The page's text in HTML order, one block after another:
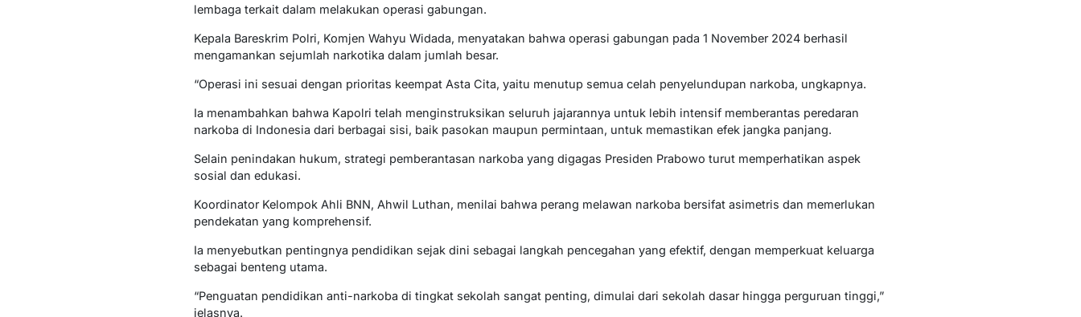
lembaga terkait dalam melakukan operasi gabungan.
Kepala Bareskrim Polri, Komjen Wahyu Widada, menyatakan bahwa operasi gabungan pada 1 November 2024 berhasil
mengamankan sejumlah narkotika dalam jumlah besar.
“Operasi ini sesuai dengan prioritas keempat Asta Cita, yaitu menutup semua celah penyelundupan narkoba, ungkapnya.
Ia menambahkan bahwa Kapolri telah menginstruksikan seluruh jajarannya untuk lebih intensif memberantas peredaran
narkoba di Indonesia dari berbagai sisi, baik pasokan maupun permintaan, untuk memastikan efek jangka panjang.
Selain penindakan hukum, strategi pemberantasan narkoba yang digagas Presiden Prabowo turut memperhatikan aspek
sosial dan edukasi.
Koordinator Kelompok Ahli BNN, Ahwil Luthan, menilai bahwa perang melawan narkoba bersifat asimetris dan memerlukan
pendekatan yang komprehensif.
Ia menyebutkan pentingnya pendidikan sejak dini sebagai langkah pencegahan yang efektif, dengan memperkuat keluarga
sebagai benteng utama.
“Penguatan pendidikan anti-narkoba di tingkat sekolah sangat penting, dimulai dari sekolah dasar hingga perguruan tinggi,”
jelasnya.